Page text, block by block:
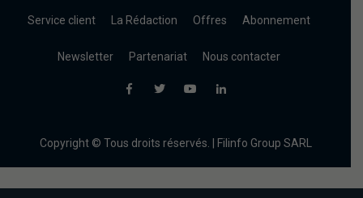
Service client La Rédaction Offres Abonnement
Newsletter Partenariat Nous contacter
Copyright © Tous droits réservés. | Filinfo Group SARL